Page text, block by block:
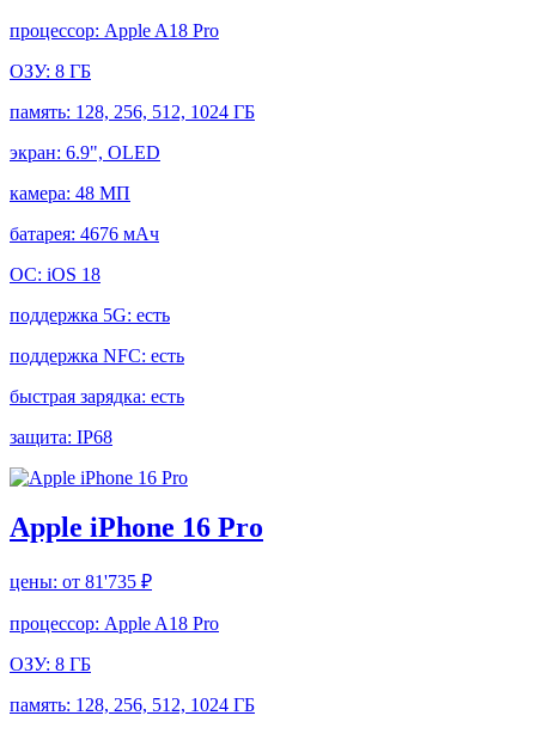
процессор: Apple A18 Pro
ОЗУ: 8 ГБ
память: 128, 256, 512, 1024 ГБ
экран: 6.9", OLED
камера: 48 МП
батарея: 4676 мАч
ОС: iOS 18
поддержка 5G: есть
поддержка NFC: есть
быстрая зарядка: есть
защита: IP68
Apple iPhone 16 Pro
цены: от 81'735 ₽
процессор: Apple A18 Pro
ОЗУ: 8 ГБ
память: 128, 256, 512, 1024 ГБ